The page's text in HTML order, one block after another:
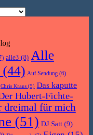
alle3 (8) Alle
(44) Auf Sendung (6)
Chris Kraus (5) Das kaputte
Hubert-Fichte-
dreimal für mich
(51) DJ Satt (9)